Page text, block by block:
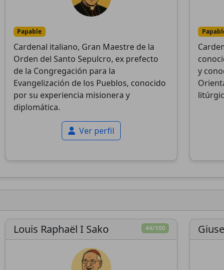
Papable
Cardenal italiano, Gran Maestre de la
Orden del Santo Sepulcro, ex prefecto
de la Congregación para la
Evangelización de los Pueblos, conocido
por su experiencia misionera y
diplomática.
Ver perfil
y
44/100
Louis Raphaël I Sako